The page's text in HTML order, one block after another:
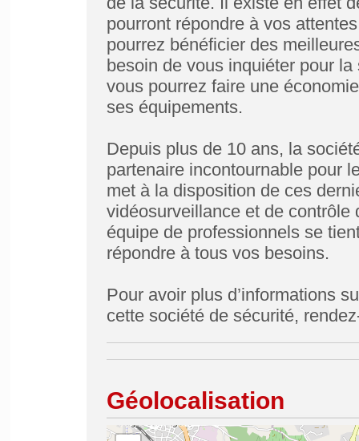
pourront répondre à vos
pourrez bénéficier des
besoin de vous inquiéter pour
vous pourrez faire une
ses équipements.
Depuis plus de 10 ans, la
partenaire incontournable pour
met à la disposition de ces
vidéosurveillance et de contrôle
équipe de professionnels se
répondre à tous vos besoins.
Pour avoir plus d’informations
cette société de sécurité,
Géolocalisation